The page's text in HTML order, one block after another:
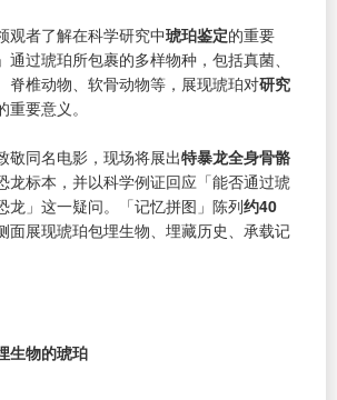
观者了解在科学研究中琥珀鉴定的重要
通过琥珀所包裹的多样物种，包括真菌、
脊椎动物、软骨动物等，展现琥珀对研究
重要意义。
敬同名电影，现场将展出特暴龙全身骨骼
龙标本，并以科学例证回应「能否通过琥
龙」这一疑问。「记忆拼图」陈列约40
面展现琥珀包埋生物、埋藏历史、承载记
生物的琥珀